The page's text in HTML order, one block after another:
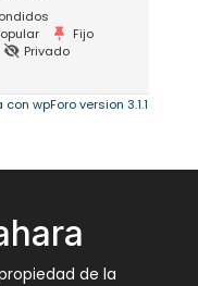
Fijo
Privado
wpForo version 3.1.1
de la